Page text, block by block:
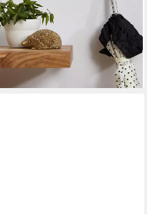
Massivholz 60 cm hoch E
Anstelltisch